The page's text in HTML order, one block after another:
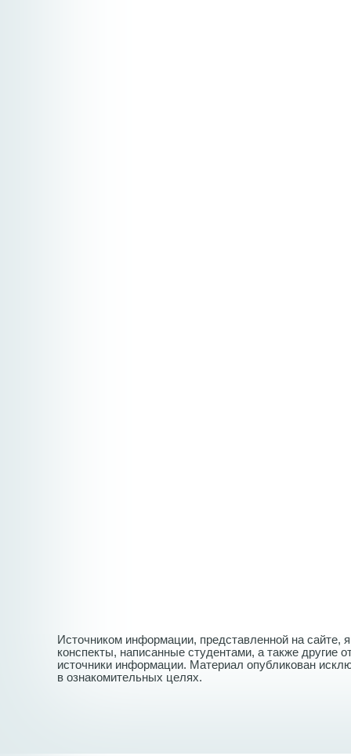
Источником информации, представленной на сайте,
конспекты, написанные студентами, а также другие
источники информации. Материал опубликован
в ознакомительных целях.